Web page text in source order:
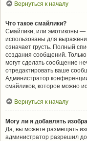
Вернуться к началу
Что такое смайлики?
Смайлики, или эмотиконы —
использованы для
означает грусть. Полный
создания сообщений.
могут сделать сообщение
отредактировать ваше
Администратор
смайликов, которое можно
Вернуться к началу
Могу ли я добавлять
Да, вы можете размещать
администратор разрешил